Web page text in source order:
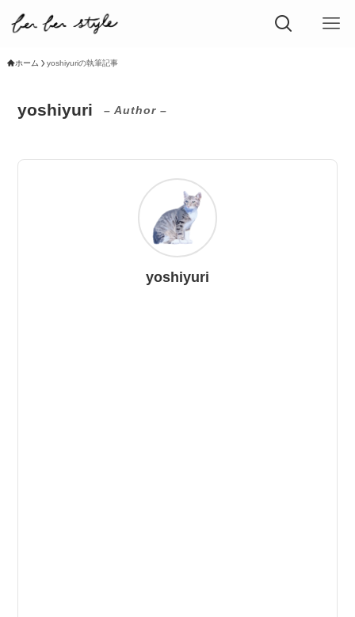
ホーム yoshiyuriの執筆記事
yoshiyuri – Author –
yoshiyuri